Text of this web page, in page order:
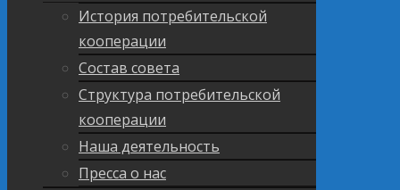
История потребительской
кооперации
Состав совета
Структура потребительской
кооперации
Наша деятельность
Пресса о нас